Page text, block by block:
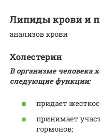
Липиды крови и
анализов крови
Холестерин
В организме человека
следующие функции:
придает
принимает
гормонов;